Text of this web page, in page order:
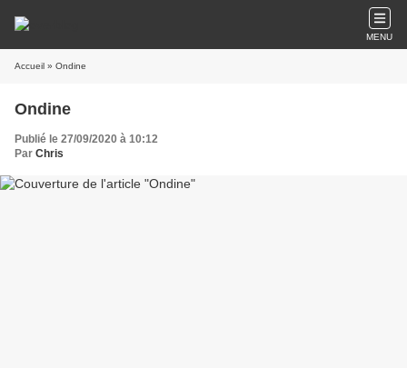
MENU
Accueil » Ondine
Ondine
Publié le 27/09/2020 à 10:12
Par Chris